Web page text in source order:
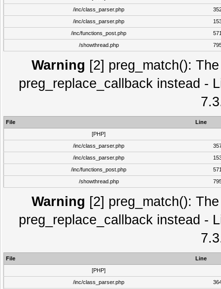
/inc/class_parser.php
/inc/class_parser.php
/inc/functions_post.php
/showthread.php
Warning [2] preg_match():
preg_replace_callback instead -
File
Line
[PHP]
/inc/class_parser.php
/inc/class_parser.php
/inc/functions_post.php
/showthread.php
Warning [2] preg_match():
preg_replace_callback instead -
File
Line
[PHP]
/inc/class_parser.php